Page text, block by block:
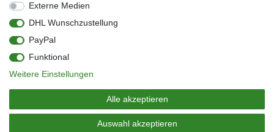
Widerrufs­recht
Kontakt
Barrierefreiheitserklärung
Zahlung & Versand
Vertrag widerrufen
© Copyright 2026 | Alle Rechte vorbehalten.
Externe Medien
DHL Wunschzustellung
PayPal
Funktional
Weitere Einstellungen
Alle akzeptieren
Auswahl akzeptieren